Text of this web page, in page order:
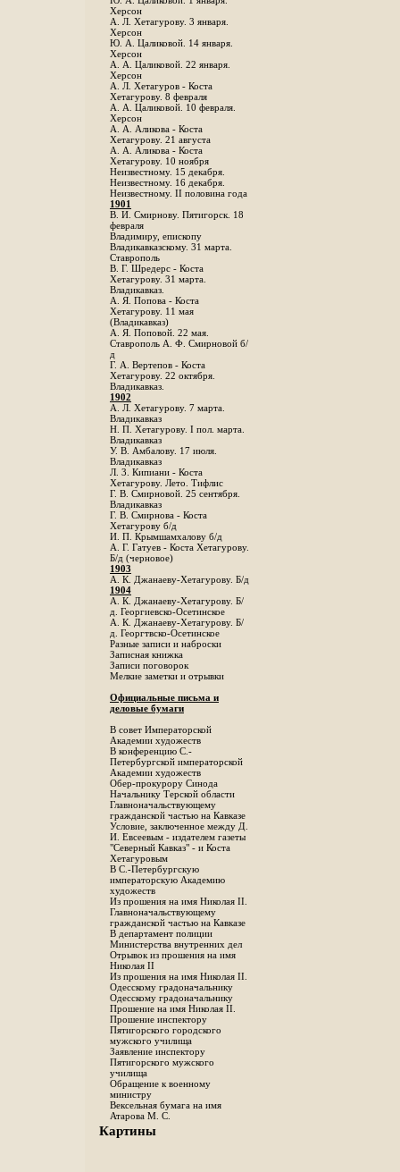
Херсон
А. Л. Хетагурову. 3 января.
Херсон
Ю. А. Цаликовой. 14 января.
Херсон
А. А. Цаликовой. 22 января.
Херсон
А. Л. Хетагуров - Коста
Хетагурову. 8 февраля
А. А. Цаликовой. 10 февраля.
Херсон
А. А. Аликова - Коста
Хетагурову. 21 августа
А. А. Аликова - Коста
Хетагурову. 10 ноября
Неизвестному. 15 декабря.
Неизвестному. 16 декабря.
Неизвестному. II половина года
1901
В. И. Смирнову. Пятигорск. 18
февраля
Владимиру, епископу
Владикавказскому. 31 марта.
Ставрополь
В. Г. Шредерс - Коста
Хетагурову. 31 марта.
Владикавказ.
А. Я. Попова - Коста
Хетагурову. 11 мая
(Владикавказ)
А. Я. Поповой. 22 мая.
Ставрополь А. Ф. Смирновой б/
д
Г. А. Вертепов - Коста
Хетагурову. 22 октября.
Владикавказ.
1902
А. Л. Хетагурову. 7 марта.
Владикавказ
Н. П. Хетагурову. I пол. марта.
Владикавказ
У. В. Амбалову. 17 июля.
Владикавказ
Л. 3. Кипиани - Коста
Хетагурову. Лето. Тифлис
Г. В. Смирновой. 25 сентября.
Владикавказ
Г. В. Смирнова - Коста
Хетагурову б/д
И. П. Крымшамхалову б/д
А. Г. Гатуев - Коста Хетагурову.
Б/д (черновое)
1903
А. К. Джанаеву-Хетагурову. Б/д
1904
А. К. Джанаеву-Хетагурову. Б/
д. Георгиевско-Осетинское
А. К. Джанаеву-Хетагурову. Б/
д. Георгтвско-Осетинское
Разные записи и наброски
Записная книжка
Записи поговорок
Мелкие заметки и отрывки
Официальные письма и
деловые бумаги
В совет Императорской
Академии художеств
В конференцию С.-
Петербургской императорской
Академии художеств
Обер-прокурору Синода
Начальнику Терской области
Главноначальствующему
гражданской частью на Кавказе
Условие, заключенное между Д.
И. Евсеевым - издателем газеты
"Северный Кавказ" - и Коста
Хетагуровым
В С.-Петербургскую
императорскую Академию
художеств
Из прошения на имя Николая II.
Главноначальствующему
гражданской частью на Кавказе
В департамент полиции
Министерства внутренних дел
Отрывок из прошения на имя
Николая II
Из прошения на имя Николая II.
Одесскому градоначальнику
Одесскому градоначальнику
Прошение на имя Николая II.
Прошение инспектору
Пятигорского городского
мужского училища
Заявление инспектору
Пятигорского мужского
училища
Обращение к военному
министру
Вексельная бумага на имя
Атарова М. С.
Картины